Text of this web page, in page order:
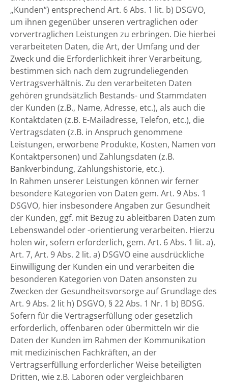
„Kunden“) entsprechend Art. 6 Abs. 1 lit. b) DSGVO,
um ihnen gegenüber unseren vertraglichen oder
vorvertraglichen Leistungen zu erbringen. Die hierbei
verarbeiteten Daten, die Art, der Umfang und der
Zweck und die Erforderlichkeit ihrer Verarbeitung,
bestimmen sich nach dem zugrundeliegenden
Vertragsverhältnis. Zu den verarbeiteten Daten
gehören grundsätzlich Bestands- und Stammdaten
der Kunden (z.B., Name, Adresse, etc.), als auch die
Kontaktdaten (z.B. E-Mailadresse, Telefon, etc.), die
Vertragsdaten (z.B. in Anspruch genommene
Leistungen, erworbene Produkte, Kosten, Namen von
Kontaktpersonen) und Zahlungsdaten (z.B.
Bankverbindung, Zahlungshistorie, etc.).
In Rahmen unserer Leistungen können wir ferner
besondere Kategorien von Daten gem. Art. 9 Abs. 1
DSGVO, hier insbesondere Angaben zur Gesundheit
der Kunden, ggf. mit Bezug zu ableitbaren Daten zum
Lebenswandel oder -orientierung verarbeiten. Hierzu
holen wir, sofern erforderlich, gem. Art. 6 Abs. 1 lit. a),
Art. 7, Art. 9 Abs. 2 lit. a) DSGVO eine ausdrückliche
Einwilligung der Kunden ein und verarbeiten die
besonderen Kategorien von Daten ansonsten zu
Zwecken der Gesundheitsvorsorge auf Grundlage des
Art. 9 Abs. 2 lit h) DSGVO, § 22 Abs. 1 Nr. 1 b) BDSG.
Sofern für die Vertragserfüllung oder gesetzlich
erforderlich, offenbaren oder übermitteln wir die
Daten der Kunden im Rahmen der Kommunikation
mit medizinischen Fachkräften, an der
Vertragserfüllung erforderlicher Weise beteiligten
Dritten, wie z.B. Laboren oder vergleichbaren